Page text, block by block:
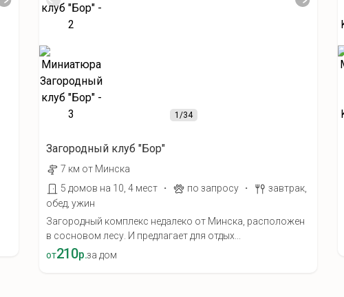
1/34
Загородный клуб "Бор"
7 км от Минска
5 домов на 10, 4 мест
· по запросу ·
завтрак,
обед, ужин
Загородный комплекс недалеко от Минска, расположен
в сосновом лесу. И предлагает для отдых...
от210р.за дом